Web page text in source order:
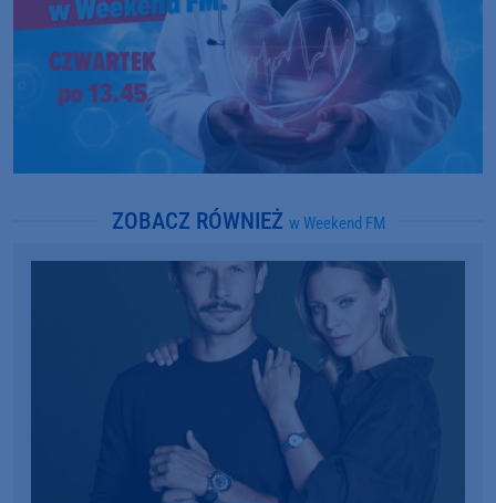
ZOBACZ RÓWNIEŻ w Weekend FM